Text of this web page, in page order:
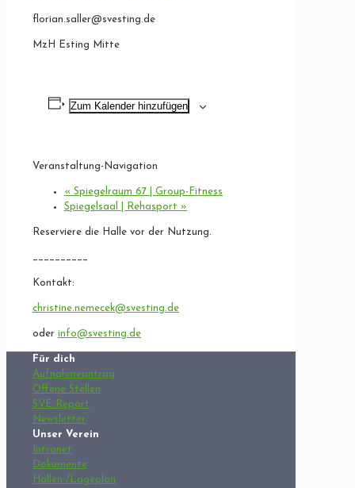
florian.saller@svesting.de
MzH Esting Mitte
Zum Kalender hinzufügen
Veranstaltung-Navigation
« Spiegelraum 67 | Group-Fitness
Spiegelsaal | Rehasport »
Reserviere die Halle vor der Nutzung.
Kontakt:
christine.nemecek@svesting.de
oder info@svesting.de
Für dich
Aufnahmeantrag
Offene Stellen
SVE Report
Newsletter
Unser Verein
Intranet
Dokumente
Hallen-/Lageplan